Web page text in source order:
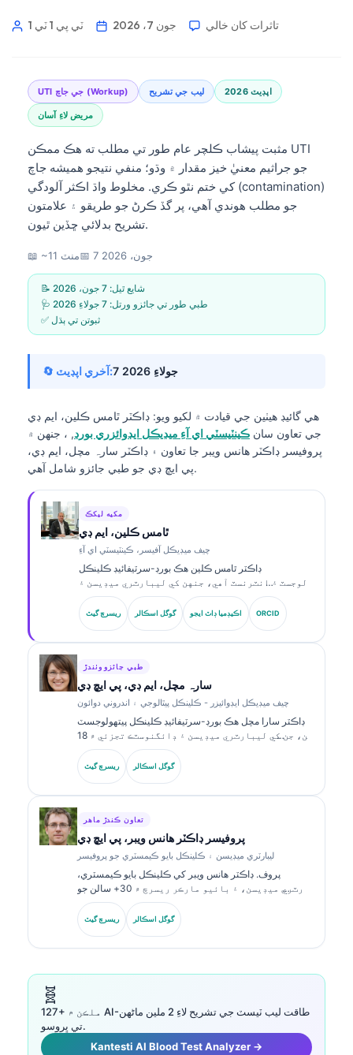
1 ٽي پي 1 ٽي جون 7، 2026 تاثرات کان خالي
UTI جي جاچ (Workup) ليب جي تشريح 2026 اپڊيٽ
مريض لاءِ آسان
مثبت پيشاب ڪلچر عام طور تي مطلب ته هڪ ممڪن UTI
جو جراثيم معنيٰ خيز مقدار ۾ وڌو؛ منفي نتيجو هميشه جاچ
کي ختم نٿو ڪري. مخلوط واڌ اڪثر آلودگي (contamination)
جو مطلب هوندي آهي، پر گڏ ڪرڻ جو طريقو ۽ علامتون
تشريح بدلائي ڇڏين ٿيون.
📖 ~11 منٽ📅 7 جون، 2026
📝 شايع ٿيل: 7 جون، 2026
🩺 طبي طور تي جائزو ورتل: 7 جولاءِ 2026
✅ ثبوتن تي ٻڌل
🔄 آخري اپڊيٽ: 7 جولاءِ 2026
هي گائيڊ هيٺين جي قيادت ۾ لکيو ويو: ڊاڪٽر ٿامس ڪلين، ايم ڊي
جي تعاون سان ڪينٽيسٽي اي آءِ ميڊيڪل ايڊوائزري بورڊ, ، جنهن ۾
پروفيسر ڊاڪٽر هانس ويبر جا تعاون ۽ ڊاڪٽر سارہ مچل، ايم ڊي،
پي ايڇ ڊي جو طبي جائزو شامل آهي.
مکيه ليکڪ
ٿامس ڪلين، ايم ڊي
چيف ميڊيڪل آفيسر، ڪينٽيسٽي اي آءِ
ڊاڪٽر ٿامس ڪلين هڪ بورڊ-سرٽيفائيڊ ڪلينڪل
هيماتولوجسٽ ۽ انٽرنسٽ آهي، جنهن کي ليبارٽري ميڊيسن ۽
AI-سهائتا ڪيل ڪلينڪل تجزيي ۾ 15 سالن کان وڌيڪ جو
تجربو آهي. Kantesti AI ۾ چيف ميڊيڪل آفيسر جي حيثيت ۾،
هو ملڪيت واري نيورل نيٽ ورڪ جي طبي درستگي بابت
ريسرچ گيٽ گوگل اسڪالر اڪيڊميا ڊاٽ ايجو ORCID
طبي جائزو وٺندڙ
سارہ مچل، ايم ڊي، پي ايڇ ڊي
چيف ميڊيڪل ايڊوائيزر - ڪلينڪل پيٿالوجي ۽ اندروني دوائون
ڊاڪٽر سارا مچل هڪ بورڊ-سرٽيفائيڊ ڪلينڪل پيتھولوجسٽ
آهن، جن کي ليبارٽري ميڊيسن ۽ ڊائگنوسٽڪ تجزئي ۾ 18
سالن کان وڌيڪ جو تجربو آهي. انهن وٽ ڪلينڪل ڪيمسٽري
۾ خاص سرٽيفڪيشنون آهن ۽ ڪلينڪل مشق ۾ بائيو مارڪر
پينلز ۽ ليبارٽري تجزئي بابت ڪيترائي تحقيقي ڪم شايع ڪيا
ريسرچ گيٽ گوگل اسڪالر
تعاون ڪندڙ ماهر
پروفيسر ڊاڪٽر هانس ويبر، پي ايڇ ڊي
ليبارٽري ميڊيسن ۽ ڪلينڪل بايو ڪيمسٽري جو پروفيسر
پروف. ڊاڪٽر هانس ويبر کي ڪلينڪل بايو ڪيمسٽري،
ليبارٽري ميڊيسن، ۽ بائيو مارڪر ريسرچ ۾ 30+ سالن جو
ماهرانه تجربو آهي. جرمن سوسائٽي فار ڪلينڪل ڪيمسٽري
جا اڳوڻا صدر، هو ڊائگنوسٽڪ پينل تجزئي، بائيو مارڪر معياري
ريسرچ گيٽ گوگل اسڪالر
🧬
127+ ملڪن ۾ AI-طاقت ليب ٽيسٽ جي تشريح لاءِ 2 ملين ماڻهن
تي ڀروسو.
Kantesti AI Blood Test Analyzer →